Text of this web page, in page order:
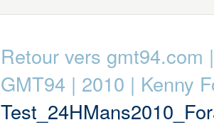
Retour vers gmt94.com
GMT94 | 2010 | Kenny